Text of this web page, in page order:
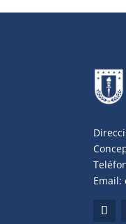
Email: